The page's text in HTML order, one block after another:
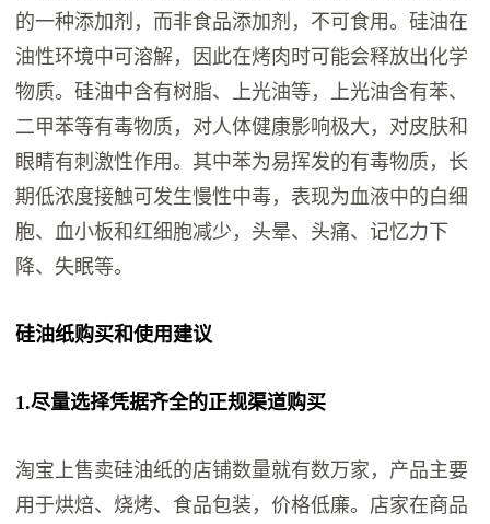
的一种添加剂，而非食品添加剂，不可食用。硅油在
油性环境中可溶解，因此在烤肉时可能会释放出化学
物质。硅油中含有树脂、上光油等，上光油含有苯、
二甲苯等有毒物质，对人体健康影响极大，对皮肤和
眼睛有刺激性作用。其中苯为易挥发的有毒物质，长
期低浓度接触可发生慢性中毒，表现为血液中的白细
胞、血小板和红细胞减少，头晕、头痛、记忆力下
降、失眠等。
硅油纸购买和使用建议
1.尽量选择凭据齐全的正规渠道购买
淘宝上售卖硅油纸的店铺数量就有数万家，产品主要
用于烘焙、烧烤、食品包装，价格低廉。店家在商品